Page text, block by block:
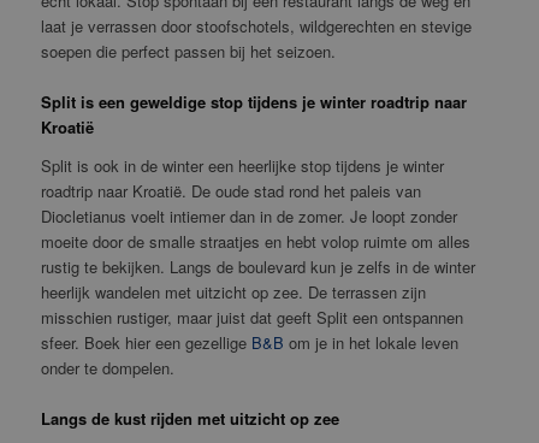
laat je verrassen door stoofschotels, wildgerechten en stevige
soepen die perfect passen bij het seizoen.
Split is een geweldige stop tijdens je winter roadtrip naar
Kroatië
Split is ook in de winter een heerlijke stop tijdens je winter
roadtrip naar Kroatië. De oude stad rond het paleis van
Diocletianus voelt intiemer dan in de zomer. Je loopt zonder
moeite door de smalle straatjes en hebt volop ruimte om alles
rustig te bekijken. Langs de boulevard kun je zelfs in de winter
heerlijk wandelen met uitzicht op zee. De terrassen zijn
misschien rustiger, maar juist dat geeft Split een ontspannen
sfeer. Boek hier een gezellige B&B om je in het lokale leven
onder te dompelen.
Langs de kust rijden met uitzicht op zee